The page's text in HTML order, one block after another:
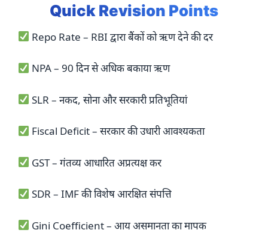
Quick Revision Points
Repo Rate – RBI द्वारा बैंकों को ऋण देने की दर
NPA – 90 दिन से अधिक बकाया ऋण
SLR – नकद, सोना और सरकारी प्रतिभूतियां
Fiscal Deficit – सरकार की उधारी आवश्यकता
GST – गंतव्य आधारित अप्रत्यक्ष कर
SDR – IMF की विशेष आरक्षित संपत्ति
Gini Coefficient – आय असमानता का मापक